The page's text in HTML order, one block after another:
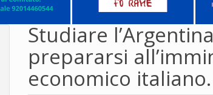
Studiare
prepararsi
economico italiano.